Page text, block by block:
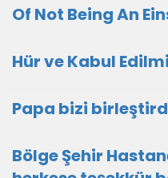
Of Not Being An
Hür ve Kabul
Papa bizi
Bölge Şehir